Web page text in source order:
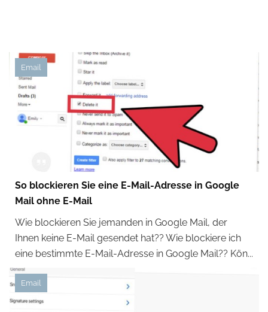
Email
So blockieren Sie eine E-Mail-Adresse in Google
Mail ohne E-Mail
Wie blockieren Sie jemanden in Google Mail, der
Ihnen keine E-Mail gesendet hat?? Wie blockiere ich
eine bestimmte E-Mail-Adresse in Google Mail?? Kön...
Email